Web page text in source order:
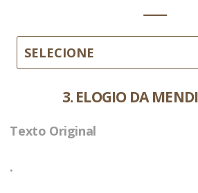
SELECIONE
3. ELOGIO DA
Texto Original
.